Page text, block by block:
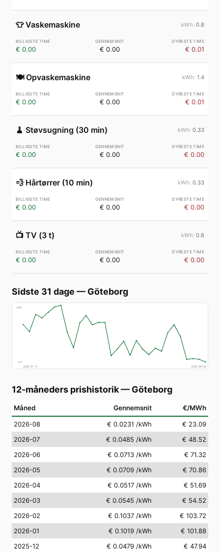
👕 Vaskemaskine 0.8
€ 0.00 € 0.00 € 0.01
🍽️ Opvaskemaskine 1.4
€ 0.00 € 0.00 € 0.01
🧹 Støvsugning (30 min) 0.33
€ 0.00 € 0.00 € 0.00
💨 Hårtørrer (10 min) 0.33
€ 0.00 € 0.00 € 0.00
📺 TV (3 t) 0.6
€ 0.00 € 0.00 € 0.00
Sidste 31 dage — Göteborg
€83
€4
2026-07-11
2026-08-09
12-måneders prishistorik— Göteborg
Måned Gennemsnit €/MWh
2026-08 € 0.0231 /kWh
€ 23.09
2026-07
€ 0.0485 /kWh
€ 48.52
2026-06
€ 0.0713 /kWh
€ 71.32
2026-05
€ 0.0709 /kWh
€ 70.86
2026-04
€ 0.0517 /kWh
€ 51.69
2026-03
€ 0.0545 /kWh
€ 54.52
2026-02
€ 0.1037 /kWh
€ 103.72
2026-01
€ 0.1019 /kWh
€ 101.88
2025-12
€ 0.0479 /kWh
€ 47.94